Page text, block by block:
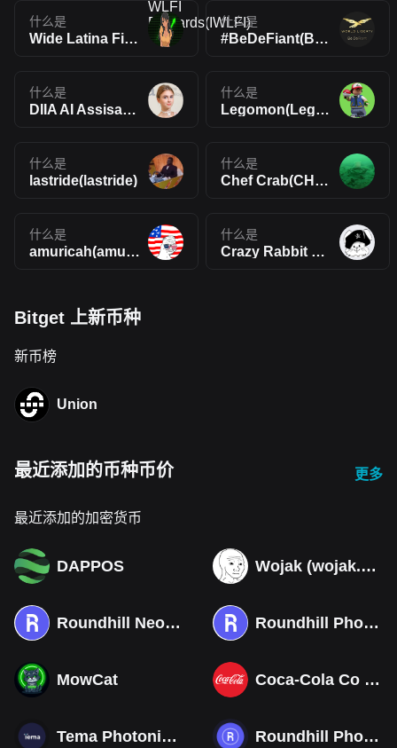
什么是
Wide Latina Finance Index(WLFI)
什么是
#BeDeFiant(BeDeFiant)
什么是
DIIA AI Assisant(DIIA)
什么是
Legomon(Legomon)
什么是
lastride(lastride)
什么是
Chef Crab(CHEFCRAB)
什么是
amuricah(amuricah)
什么是
Crazy Rabbit Coin(CRC)
Bitget 上新币种
新币榜
Union
最近添加的币种币价 更多
最近添加的加密货币
DAPPOS Wojak (wojak.art)
Roundhill Neocloud ETF (Derivatives) Roundhill Photonics & Optics ETF (Derivatives)
MowCat Coca-Cola Co (Derivatives)
Tema Photonics & Optical ETF Roundhill Photonics & Optics ETF